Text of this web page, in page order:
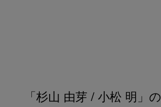
「杉山 由芽 / 小松 明」の